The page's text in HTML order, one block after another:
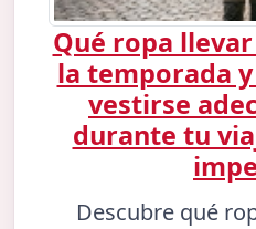
Qué ropa
la temporada
vestirse
durante tu
Descubre qué